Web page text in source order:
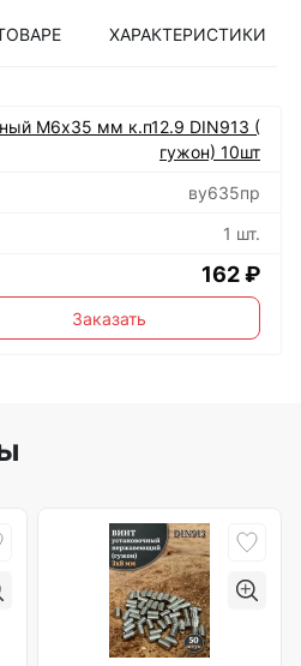
ХАРАКТЕРИСТИКИ
М6х35 мм к.п12.9 DIN913 (
гужон) 10шт
ву635пр
1 шт.
162 ₽
Заказать